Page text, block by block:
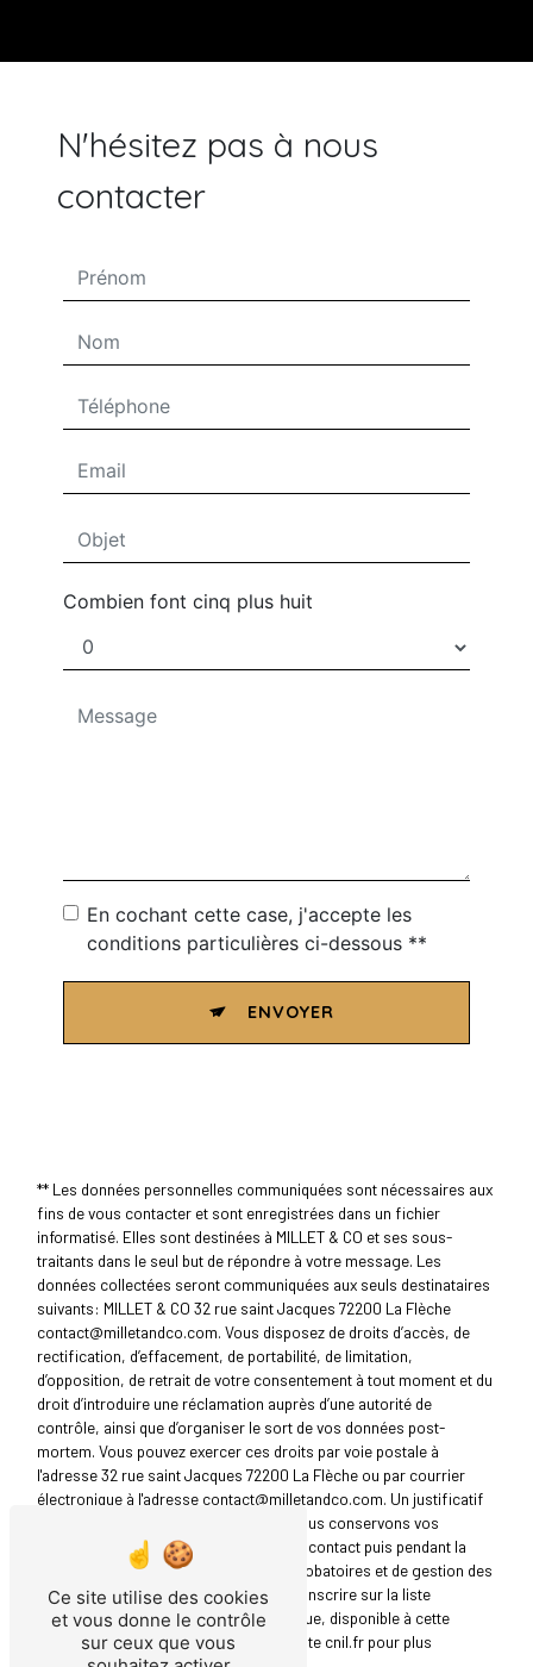
N'hésitez pas à nous
contacter
Combien font cinq plus huit
En cochant cette case, j'accepte les
conditions particulières ci-dessous **
ENVOYER
** Les données personnelles communiquées sont nécessaires aux
fins de vous contacter et sont enregistrées dans un fichier
informatisé. Elles sont destinées à MILLET & CO et ses sous-
traitants dans le seul but de répondre à votre message. Les
données collectées seront communiquées aux seuls destinataires
suivants: MILLET & CO 32 rue saint Jacques 72200 La Flèche
contact@milletandco.com. Vous disposez de droits d’accès, de
rectification, d’effacement, de portabilité, de limitation,
d’opposition, de retrait de votre consentement à tout moment et du
droit d’introduire une réclamation auprès d’une autorité de
contrôle, ainsi que d’organiser le sort de vos données post-
mortem. Vous pouvez exercer ces droits par voie postale à
l'adresse 32 rue saint Jacques 72200 La Flèche ou par courrier
électronique à l'adresse contact@milletandco.com. Un justificatif
d'identité pourra vous être demandé. Nous conservons vos
données pendant la période de prise de contact puis pendant la
durée de prescription légale aux fins probatoires et de gestion des
contentieux. Vous avez le droit de vous inscrire sur la liste
d'opposition au démarchage téléphonique, disponible à cette
adresse:
Bloctel.gouv.fr. Consultez le site cnil.fr pour plus
Ce site utilise des cookies
et vous donne le contrôle
sur ceux que vous